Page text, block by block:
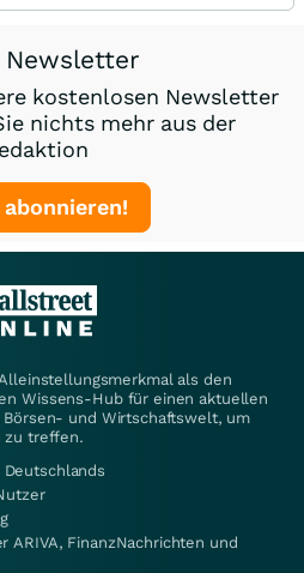
Newsletter
kostenlosen Newsletter
nichts mehr aus der
als den
Wissens-Hub für einen aktuellen
und Wirtschaftswelt, um
zu treffen.
ARIVA, FinanzNachrichten und